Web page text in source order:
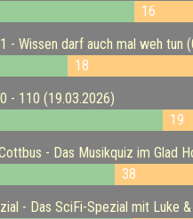
16
- Wissen darf auch mal weh tun
18
- 110 (19.03.2026)
19
- Das Musikquiz im Glad
38
- Das SciFi-Spezial mit Luke